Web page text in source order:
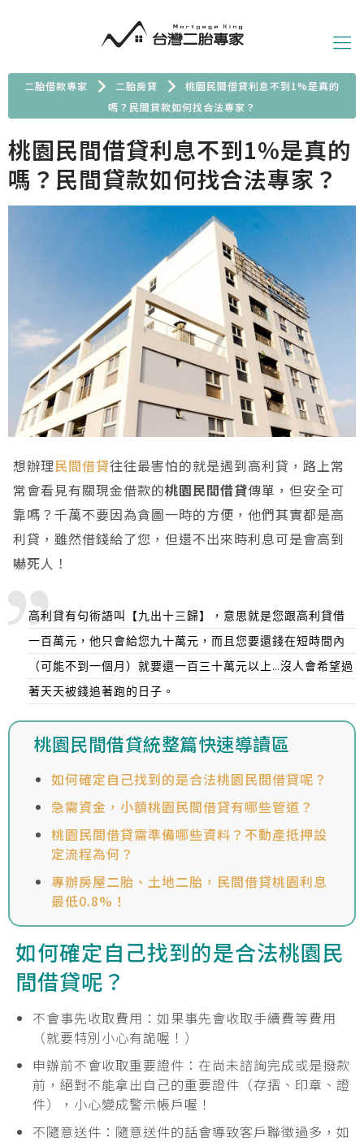
二胎借款專家 二胎房貸
桃園民間借貸利息不到1%是真的
嗎？民間貸款如何找合法專家？
桃園民間借貸利息不到1%是真的
嗎？民間貸款如何找合法專家？
想辦理民間借貸往往最害怕的就是遇到高利貸，路上常
常會看見有關現金借款的桃園民間借貸傳單，但安全可
靠嗎？千萬不要因為貪圖一時的方便，他們其實都是高
利貸，雖然借錢給了您，但還不出來時利息可是會高到
嚇死人！
高利貸有句術語叫【九出十三歸】，意思就是您跟高利貸借
一百萬元，他只會給您九十萬元，而且您要還錢在短時間內
（可能不到一個月）就要還一百三十萬元以上…沒人會希望過
著天天被錢追著跑的日子。
桃園民間借貸統整篇快速導讀區
如何確定自己找到的是合法桃園民間借貸呢？
急需資金，小額桃園民間借貸有哪些管道？
桃園民間借貸需準備哪些資料？不動產抵押設
定流程為何？
專辦房屋二胎、土地二胎，民間借貸桃園利息
最低0.8%！
如何確定自己找到的是合法桃園民
間借貸呢？
不會事先收取費用：如果事先會收取手續費等費用
（就要特別小心有詭喔！）
申辦前不會收取重要證件：在尚未諮詢完成或是撥款
前，絕對不能拿出自己的重要證件（存摺、印章、證
件），小心變成警示帳戶喔！
不隨意送件：隨意送件的話會導致客戶聯徵過多，如